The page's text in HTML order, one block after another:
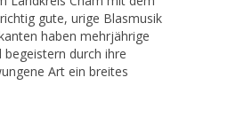
gute, urige Blasmusik
haben mehrjährige
durch ihre
Art ein breites